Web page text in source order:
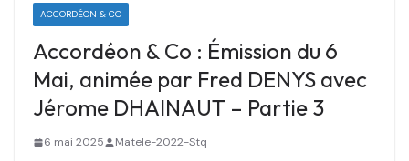
ACCORDÉON & CO
Accordéon & Co : Émission du 6
Mai, animée par Fred DENYS avec
Jérome DHAINAUT – Partie 3
6 mai 2025 Matele-2022-Stq